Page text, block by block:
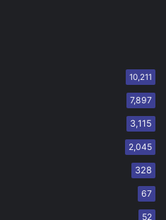
10,211
7,897
3,115
2,045
328
67
52